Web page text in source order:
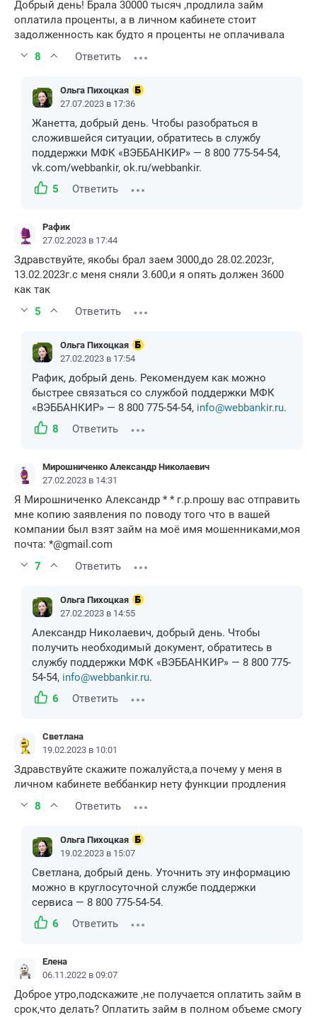
Добрый день! Брала 30000 тысяч ,продлила займ
оплатила проценты, а в личном кабинете стоит
задолженность как будто я проценты не оплачивала
8
Ответить
Ольга Пихоцкая
27.07.2023 в 17:36
Жанетта, добрый день. Чтобы разобраться в
сложившейся ситуации, обратитесь в службу
поддержки МФК «ВЭББАНКИР» — 8 800 775-54-54,
vk.com/webbankir, ok.ru/webbankir.
5
Ответить
Рафик
27.02.2023 в 17:44
Здравствуйте, якобы брал заем 3000,до 28.02.2023г,
13.02.2023г.с меня сняли 3.600,и я опять должен 3600
как так
5
Ответить
Ольга Пихоцкая
27.02.2023 в 17:54
Рафик, добрый день. Рекомендуем как можно
быстрее связаться со службой поддержки МФК
«ВЭББАНКИР» — 8 800 775-54-54, info@webbankir.ru.
8
Ответить
Мирошниченко Александр Николаевич
27.02.2023 в 14:31
Я Мирошниченко Александр * * г.р.прошу вас отправить
мне копию заявления по поводу того что в вашей
компании был взят займ на моё имя мошенниками,моя
почта: *@gmail.com
7
Ответить
Ольга Пихоцкая
27.02.2023 в 14:55
Александр Николаевич, добрый день. Чтобы
получить необходимый документ, обратитесь в
службу поддержки МФК «ВЭББАНКИР» — 8 800 775-
54-54, info@webbankir.ru.
6
Ответить
Светлана
19.02.2023 в 10:01
Здравствуйте скажите пожалуйста,а почему у меня в
личном кабинете веббанкир нету функции продления
8
Ответить
Ольга Пихоцкая
19.02.2023 в 15:07
Светлана, добрый день. Уточнить эту информацию
можно в круглосуточной службе поддержки
сервиса — 8 800 775-54-54.
6
Ответить
Елена
06.11.2022 в 09:07
Доброе утро,подскажите ,не получается оплатить займ в
срок,что делать? Оплатить займ в полном объеме смогу